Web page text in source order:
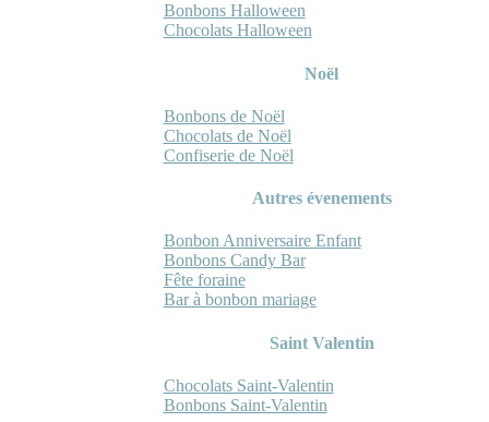
Bonbons Halloween
Chocolats Halloween
Noël
Bonbons de Noël
Chocolats de Noël
Confiserie de Noël
Autres évenements
Bonbon Anniversaire Enfant
Bonbons Candy Bar
Fête foraine
Bar à bonbon mariage
Saint Valentin
Chocolats Saint-Valentin
Bonbons Saint-Valentin